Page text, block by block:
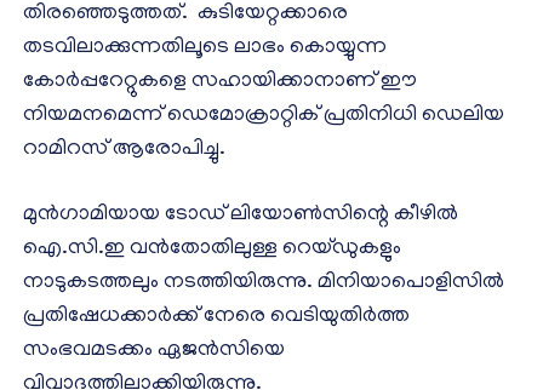
തിരഞ്ഞെടുത്തത്. കുടിയേറ്റക്കാരെ
തടവിലാക്കുന്നതിലൂടെ ലാഭം കൊയ്യുന്ന
കോർപ്പറേറ്റുകളെ സഹായിക്കാനാണ് ഈ
നിയമനമെന്ന് ഡെമോക്രാറ്റിക് പ്രതിനിധി ഡെലിയ
റാമിറസ് ആരോപിച്ചു.
മുൻഗാമിയായ ടോഡ് ലിയോൺസിന്റെ കീഴിൽ
ഐ.സി.ഇ വൻതോതിലുള്ള റെയ്ഡുകളും
നാടുകടത്തലും നടത്തിയിരുന്നു. മിനിയാപൊളിസിൽ
പ്രതിഷേധക്കാർക്ക് നേരെ വെടിയുതിർത്ത
സംഭവമടക്കം ഏജൻസിയെ